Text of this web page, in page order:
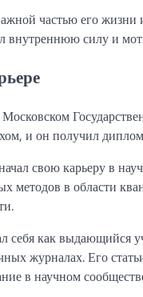
частью его
внутреннюю силу и
и он получил
свою карьеру в
методов в области
себя как выдающийся
журналах. Его
в научном